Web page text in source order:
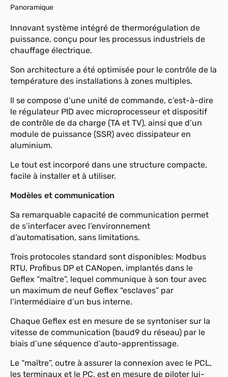
Panoramique
Innovant système intégré de thermorégulation de
puissance, conçu pour les processus industriels de
chauffage électrique.
Son architecture a été optimisée pour le contrôle de la
température des installations à zones multiples.
Il se compose d’une unité de commande, c’est-à-dire
le régulateur PID avec microprocesseur et dispositif
de contrôle de da charge (TA et TV), ainsi que d’un
module de puissance (SSR) avec dissipateur en
aluminium.
Le tout est incorporé dans une structure compacte,
facile à installer et à utiliser.
Modèles et communication
Sa remarquable capacité de communication permet
de s’interfacer avec l’environnement
d’automatisation, sans limitations.
Trois protocoles standard sont disponibles: Modbus
RTU, Profibus DP et CANopen, implantés dans le
Geflex “maître”, lequel communique à son tour avec
un maximum de neuf Geflex “esclaves” par
l’intermédiaire d’un bus interne.
Chaque Geflex est en mesure de se syntoniser sur la
vitesse de communication (baud9 du réseau) par le
biais d’une séquence d’auto-apprentissage.
Le “maître”, outre à assurer la connexion avec le PCL,
les terminaux et le PC, est en mesure de piloter lui-